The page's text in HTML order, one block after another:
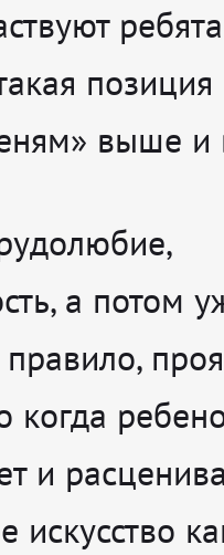
позиция
выше
а потом
когда
и
искусство